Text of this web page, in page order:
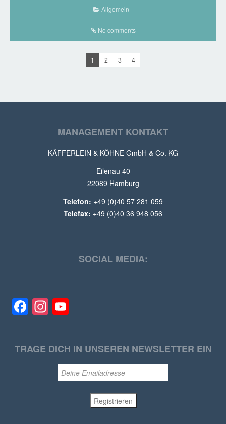
Allgemein
No comments
1 2 3 4
MANAGEMENT KONTAKT
KÄFFERLEIN & KÖHNE GmbH & Co. KG
Eilenau 40
22089 Hamburg
Telefon: +49 (0)40 57 281 059
Telefax: +49 (0)40 36 948 056
SOCIAL MEDIA:
Facebook
Instagram
TRAGE DICH IN UNSEREN NEWSLETTER EIN